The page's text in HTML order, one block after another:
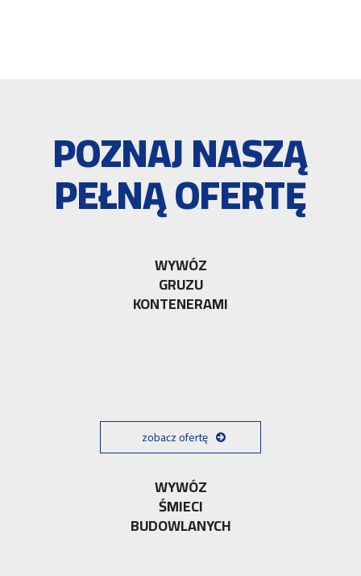
POZNAJ NASZĄ
PEŁNĄ OFERTĘ
WYWÓZ
GRUZU
KONTENERAMI
zobacz ofertę
WYWÓZ
ŚMIECI
BUDOWLANYCH